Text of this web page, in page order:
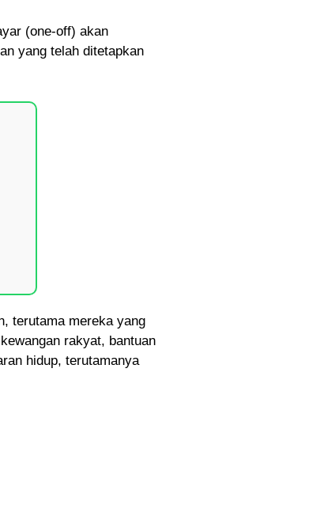
(one-off) akan
yang telah ditetapkan
terutama mereka yang
rakyat, bantuan
hidup, terutamanya